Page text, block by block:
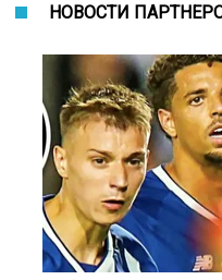
НОВОСТИ